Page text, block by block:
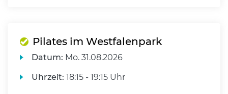
Pilates im Westfalenpark
Datum: Mo. 31.08.2026
Uhrzeit: 18:15 - 19:15 Uhr